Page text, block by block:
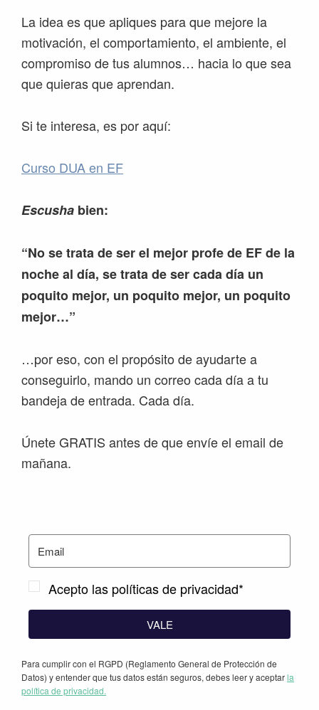
La idea es que apliques para que mejore la
motivación, el comportamiento, el ambiente, el
compromiso de tus alumnos… hacia lo que sea
que quieras que aprendan.
Si te interesa, es por aquí:
Curso DUA en EF
Escusha bien:
“No se trata de ser el mejor profe de EF de la
noche al día, se trata de ser cada día un
poquito mejor, un poquito mejor, un poquito
mejor…”
…por eso, con el propósito de ayudarte a
conseguirlo, mando un correo cada día a tu
bandeja de entrada. Cada día.
Únete GRATIS antes de que envíe el email de
mañana.
Acepto las políticas de privacidad*
VALE
Para cumplir con el RGPD (Reglamento General de Protección de
Datos) y entender que tus datos están seguros, debes leer y aceptarla
política de privacidad.